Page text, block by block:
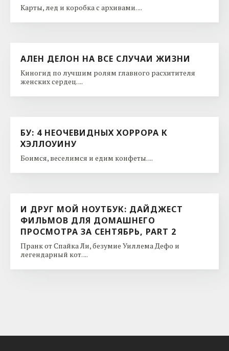
Карты, лед и коробка с архивами. ...
АЛЕН ДЕЛОН НА ВСЕ СЛУЧАИ ЖИЗНИ
Киногид по лучшим ролям главного расхитителя
женских сердец. ...
БУ: 4 НЕОЧЕВИДНЫХ ХОРРОРА К
ХЭЛЛОУИНУ
Боимся, веселимся и едим конфеты. ...
И ДРУГ МОЙ НОУТБУК: ДАЙДЖЕСТ
ФИЛЬМОВ ДЛЯ ДОМАШНЕГО
ПРОСМОТРА ЗА СЕНТЯБРЬ, PART 2
Пранк от Спайка Ли, безумие Уиллема Дефо и
легендарный кот. ...